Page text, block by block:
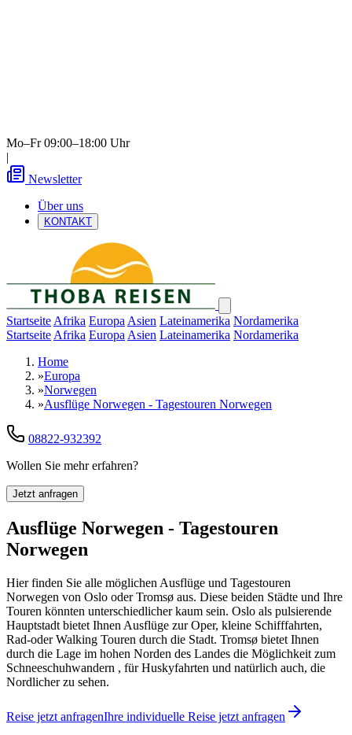
Mo–Fr 09:00–18:00 Uhr
|
Newsletter
Über uns
KONTAKT
Startseite Afrika Europa Asien Lateinamerika Nordamerika
Startseite Afrika Europa Asien Lateinamerika Nordamerika
Home
»Europa
»Norwegen
»Ausflüge Norwegen - Tagestouren Norwegen
08822-932392
Wollen Sie mehr erfahren?
Jetzt anfragen
Ausflüge Norwegen - Tagestouren
Norwegen
Hier finden Sie alle möglichen Ausflüge und Tagestouren
Norwegen von Oslo oder Tromsø aus. Diese beiden Städte und Ihre
Touren könnten unterschiedlicher kaum sein. Oslo als pulsierende
Hauptstadt bietet Ihnen Ausflüge zur Oper, kleine Schifffahrten,
Rad-oder Walking Touren durch die Stadt. Tromsø bietet Ihnen
durch die Lage im hohen Norden des Landes die Möglichkeit zum
Schneeschuhwandern , für Huskyfahrten und natürlich auch, die
Nordlicher zu sehen.
Reise jetzt anfragenIhre individuelle Reise jetzt anfragen